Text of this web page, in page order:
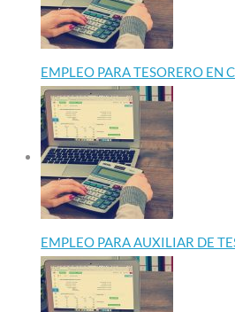
EMPLEO PARA TESORERO EN
EMPLEO PARA AUXILIAR DE